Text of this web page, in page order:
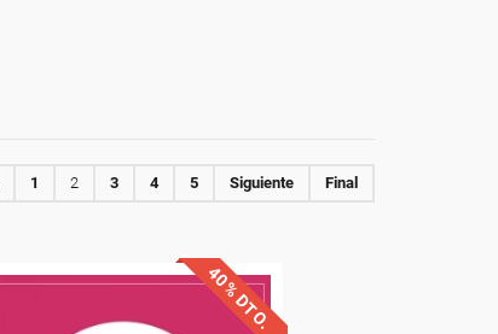
1 2 3 4 5 Siguiente Final
40% DTO.